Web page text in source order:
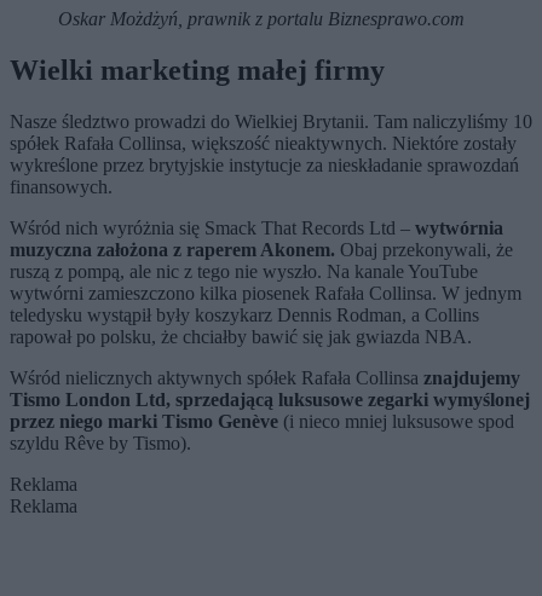
Oskar Możdżyń, prawnik z portalu Biznesprawo.com
Wielki marketing małej firmy
Nasze śledztwo prowadzi do Wielkiej Brytanii. Tam naliczyliśmy 10
spółek Rafała Collinsa, większość nieaktywnych. Niektóre zostały
wykreślone przez brytyjskie instytucje za nieskładanie sprawozdań
finansowych.
Wśród nich wyróżnia się Smack That Records Ltd – wytwórnia
muzyczna założona z raperem Akonem. Obaj przekonywali, że
ruszą z pompą, ale nic z tego nie wyszło. Na kanale YouTube
wytwórni zamieszczono kilka piosenek Rafała Collinsa. W jednym
teledysku wystąpił były koszykarz Dennis Rodman, a Collins
rapował po polsku, że chciałby bawić się jak gwiazda NBA.
Wśród nielicznych aktywnych spółek Rafała Collinsa znajdujemy
Tismo London Ltd, sprzedającą luksusowe zegarki wymyślonej
przez niego marki Tismo Genève (i nieco mniej luksusowe spod
szyldu Rêve by Tismo).
Reklama
Reklama